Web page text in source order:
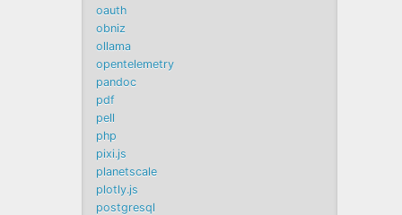
oauth
obniz
ollama
opentelemetry
pandoc
pdf
pell
php
pixi.js
planetscale
plotly.js
postgresql